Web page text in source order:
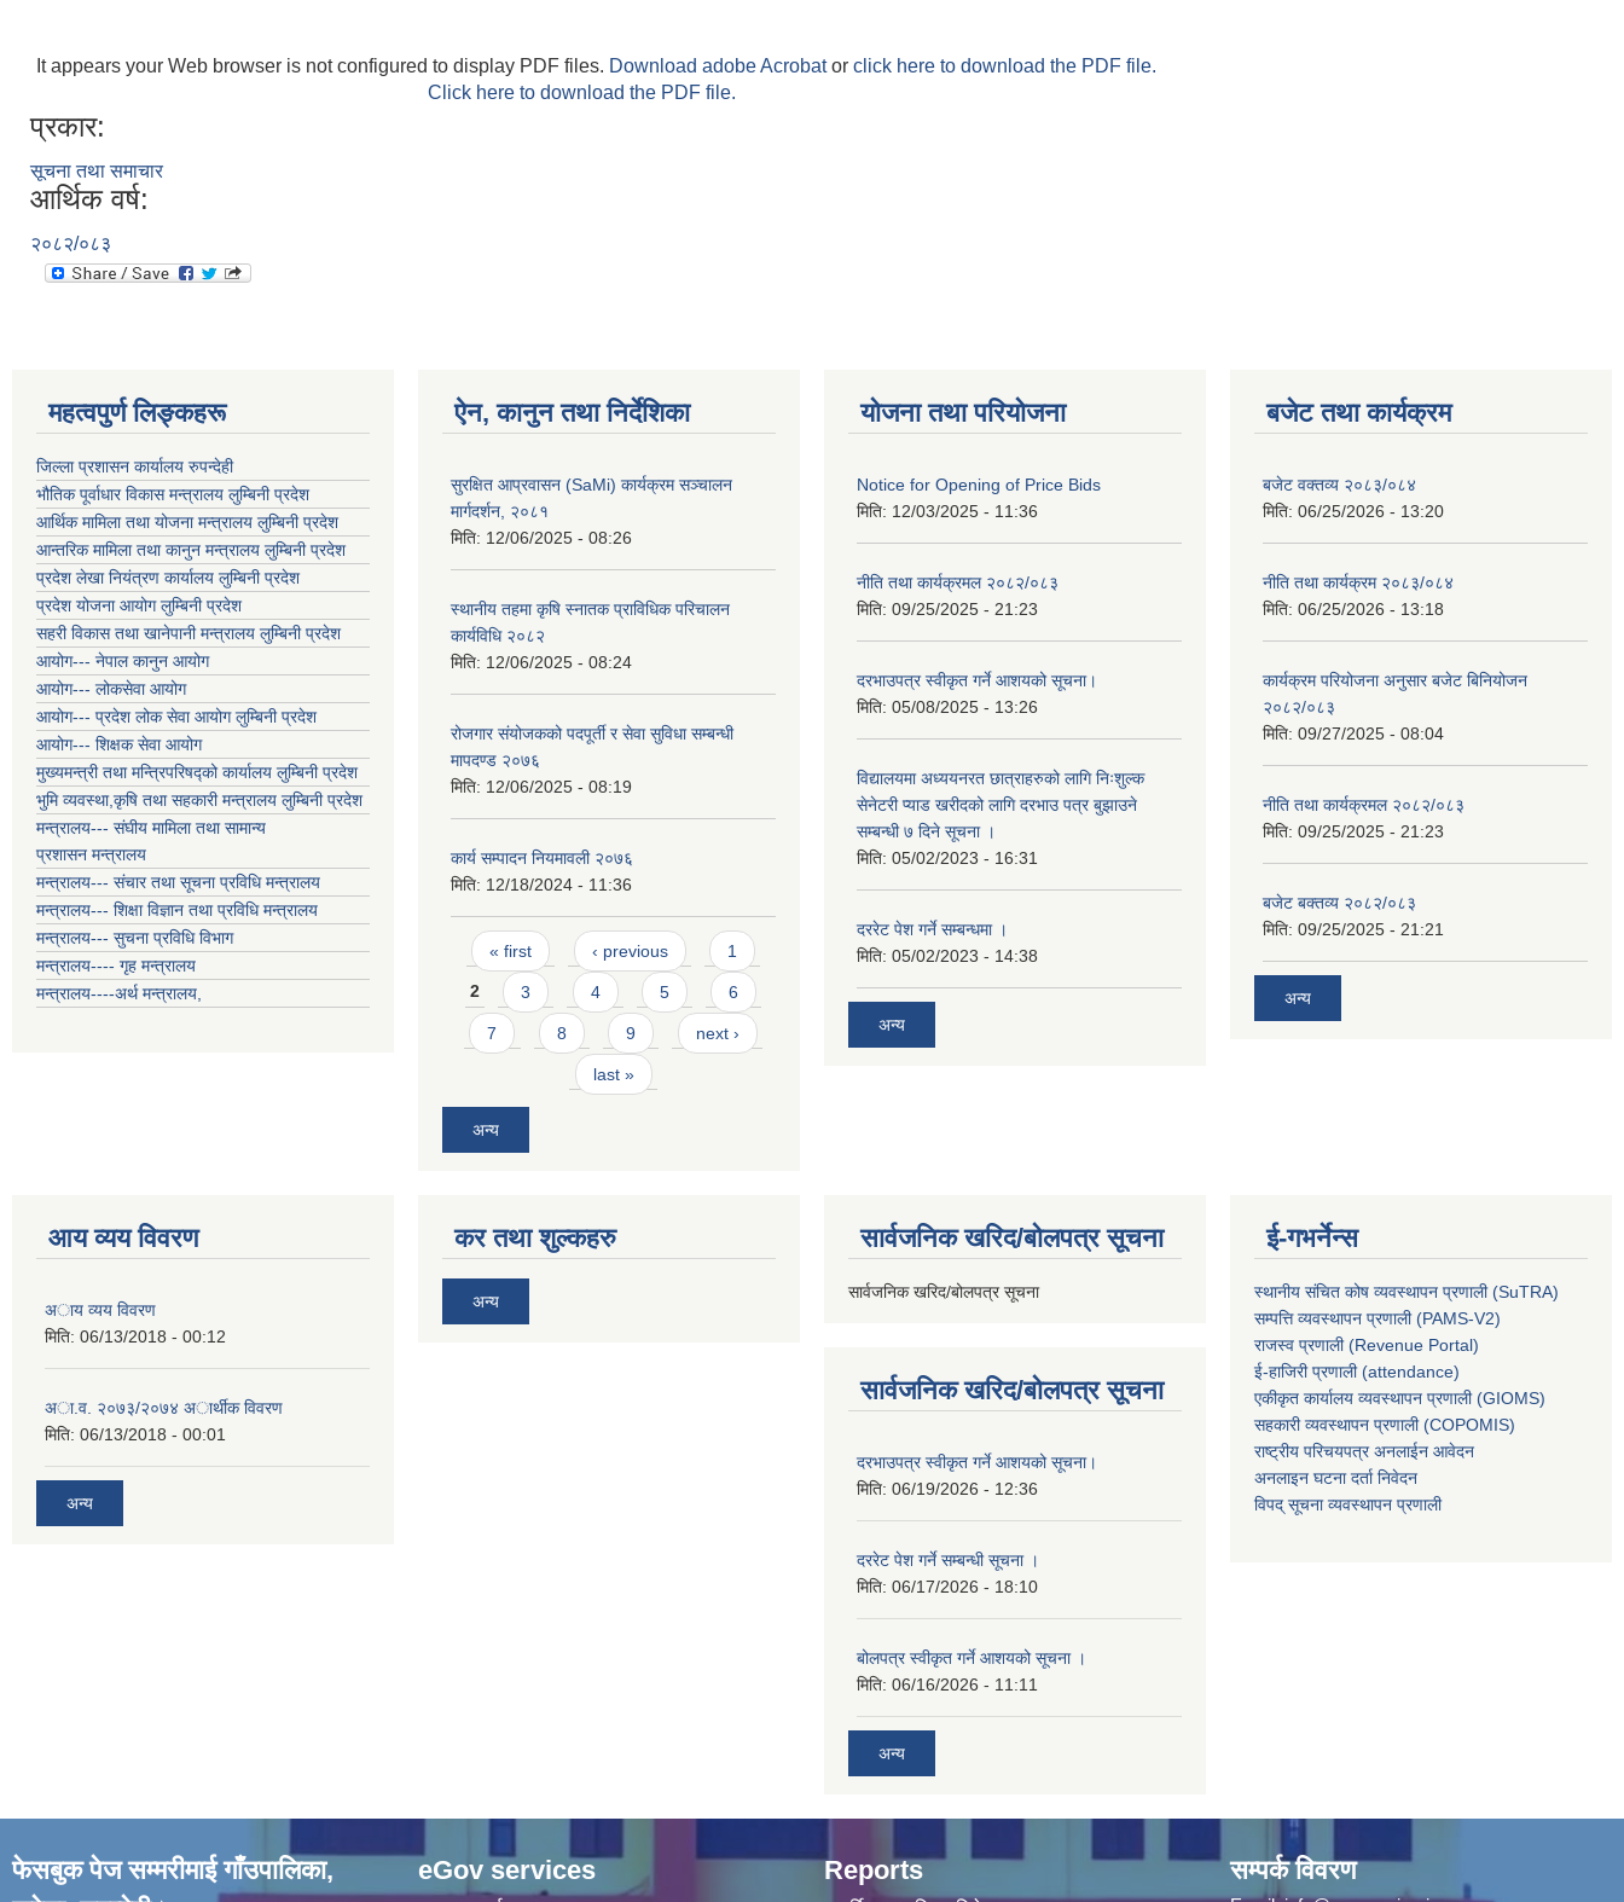
It appears your Web browser is not configured to display PDF files. Download adobe Acrobator click here to download the PDF file.
Click here to download the PDF file.
प्रकार:
सूचना तथा समाचार
आर्थिक वर्ष:
२०८२/०८३
महत्वपुर्ण लिङ्कहरू
जिल्ला प्रशासन कार्यालय रुपन्देही
भौतिक पूर्वाधार विकास मन्त्रालय लुम्बिनी प्रदेश
आर्थिक मामिला तथा योजना मन्त्रालय लुम्बिनी प्रदेश
आन्तरिक मामिला तथा कानुन मन्त्रालय लुम्बिनी प्रदेश
प्रदेश लेखा नियंत्रण कार्यालय लुम्बिनी प्रदेश
प्रदेश योजना आयोग लुम्बिनी प्रदेश
सहरी विकास तथा खानेपानी मन्त्रालय लुम्बिनी प्रदेश
आयोग--- नेपाल कानुन आयोग
आयोग--- लोकसेवा आयोग
आयोग--- प्रदेश लोक सेवा आयोग लुम्बिनी प्रदेश
आयोग--- शिक्षक सेवा आयोग
मुख्यमन्त्री तथा मन्त्रिपरिषद्को कार्यालय लुम्बिनी प्रदेश
भुमि व्यवस्था,कृषि तथा सहकारी मन्त्रालय लुम्बिनी प्रदेश
मन्त्रालय--- संघीय मामिला तथा सामान्य
प्रशासन मन्त्रालय
मन्त्रालय--- संचार तथा सूचना प्रविधि मन्त्रालय
मन्त्रालय--- शिक्षा विज्ञान तथा प्रविधि मन्त्रालय
मन्त्रालय--- सुचना प्रविधि विभाग
मन्त्रालय---- गृह मन्त्रालय
मन्त्रालय----अर्थ मन्त्रालय,
ऐन, कानुन तथा निर्देशिका
सुरक्षित आप्रवासन (SaMi) कार्यक्रम सञ्चालन
मार्गदर्शन, २०८१
मिति: 12/06/2025 - 08:26
स्थानीय तहमा कृषि स्नातक प्राविधिक परिचालन
कार्यविधि २०८२
मिति: 12/06/2025 - 08:24
रोजगार संयोजकको पदपूर्ती र सेवा सुविधा सम्बन्धी
मापदण्ड २०७६
मिति: 12/06/2025 - 08:19
कार्य सम्पादन नियमावली २०७६
मिति: 12/18/2024 - 11:36
Pages
« first ‹ previous 1
2 3 4 5 6
7 8 9 next ›
last »
अन्य
योजना तथा परियोजना
Notice for Opening of Price Bids
मिति: 12/03/2025 - 11:36
नीति तथा कार्यक्रमल २०८२/०८३
मिति: 09/25/2025 - 21:23
दरभाउपत्र स्वीकृत गर्ने आशयको सूचना।
मिति: 05/08/2025 - 13:26
विद्यालयमा अध्ययनरत छात्राहरुको लागि निःशुल्क
सेनेटरी प्याड खरीदको लागि दरभाउ पत्र बुझाउने
सम्बन्धी ७ दिने सूचना ।
मिति: 05/02/2023 - 16:31
दररेट पेश गर्ने सम्बन्धमा ।
मिति: 05/02/2023 - 14:38
अन्य
बजेट तथा कार्यक्रम
बजेट वक्तव्य २०८३/०८४
मिति: 06/25/2026 - 13:20
नीति तथा कार्यक्रम २०८३/०८४
मिति: 06/25/2026 - 13:18
कार्यक्रम परियोजना अनुसार बजेट बिनियोजन
२०८२/०८३
मिति: 09/27/2025 - 08:04
नीति तथा कार्यक्रमल २०८२/०८३
मिति: 09/25/2025 - 21:23
बजेट बक्तव्य २०८२/०८३
मिति: 09/25/2025 - 21:21
अन्य
आय व्यय विवरण
अाय व्यय विवरण
मिति: 06/13/2018 - 00:12
अा.व. २०७३/२०७४ अार्थीक विवरण
मिति: 06/13/2018 - 00:01
अन्य
कर तथा शुल्कहरु
अन्य
सार्वजनिक खरिद/बोलपत्र सूचना
सार्वजनिक खरिद/बोलपत्र सूचना
सार्वजनिक खरिद/बोलपत्र सूचना
दरभाउपत्र स्वीकृत गर्ने आशयको सूचना।
मिति: 06/19/2026 - 12:36
दररेट पेश गर्ने सम्बन्धी सूचना ।
मिति: 06/17/2026 - 18:10
बोलपत्र स्वीकृत गर्ने आशयको सूचना ।
मिति: 06/16/2026 - 11:11
अन्य
ई-गभर्नेन्स
स्थानीय संचित कोष व्यवस्थापन प्रणाली (SuTRA)
सम्पत्ति व्यवस्थापन प्रणाली (PAMS-V2)
राजस्व प्रणाली (Revenue Portal)
ई-हाजिरी प्रणाली (attendance)
एकीकृत कार्यालय व्यवस्थापन प्रणाली (GIOMS)
सहकारी व्यवस्थापन प्रणाली (COPOMIS)
राष्ट्रीय परिचयपत्र अनलाईन आवेदन
अनलाइन घटना दर्ता निवेदन
विपद् सूचना व्यवस्थापन प्रणाली
फेसबुक पेज सम्मरीमाई गाँउपालिका,
eGov services Reports सम्पर्क विवरण